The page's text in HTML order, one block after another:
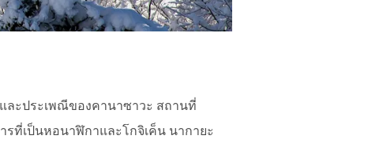
ละประเพณีของคานาซาวะ สถานที่
ที่เป็นหอนาฬิกาและโกจิเค็น นากายะ